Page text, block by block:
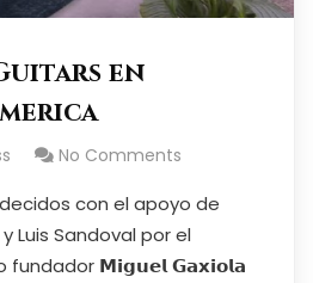
en
No Comments
con el apoyo de
Luis Sandoval por el
𝗠𝗶𝗴𝘂𝗲𝗹 𝗚𝗮𝘅𝗶𝗼𝗹𝗮